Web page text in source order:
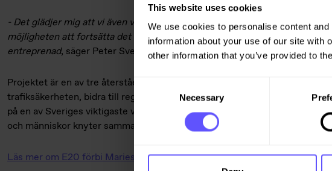
This website uses cookies
We use cookies to personalise content
information about your use of our site with
other information that you’ve provided to
Consent
Selection
Necessary
- Det glädjer mig att vi även vann den andra etappen av E20 förbi
möjligheten att fortsätta det fina samarbetet vi har med Trafikverket i
entreprenad, säger Peter Svenningsson, regionchef på Veidekke
Projektet är en av tre återstående etapper av E20-utbyggnaden som ska
trafiksäkerheten, bidra till regional tillväxt och skapa bättre förutsättningar
på en av Sveriges viktigaste vägar. Bättre trafiksäkerhet och framkomlighet
och människor knyter samman landets olika regioner.
Läs mer om E20 förbi Mariestad